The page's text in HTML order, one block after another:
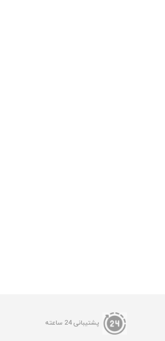
پشتیبانی 24 ساعته